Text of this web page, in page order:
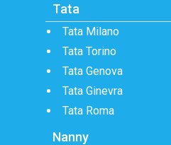
Tata
Tata Milano
Tata Torino
Tata Genova
Tata Ginevra
Tata Roma
Nanny